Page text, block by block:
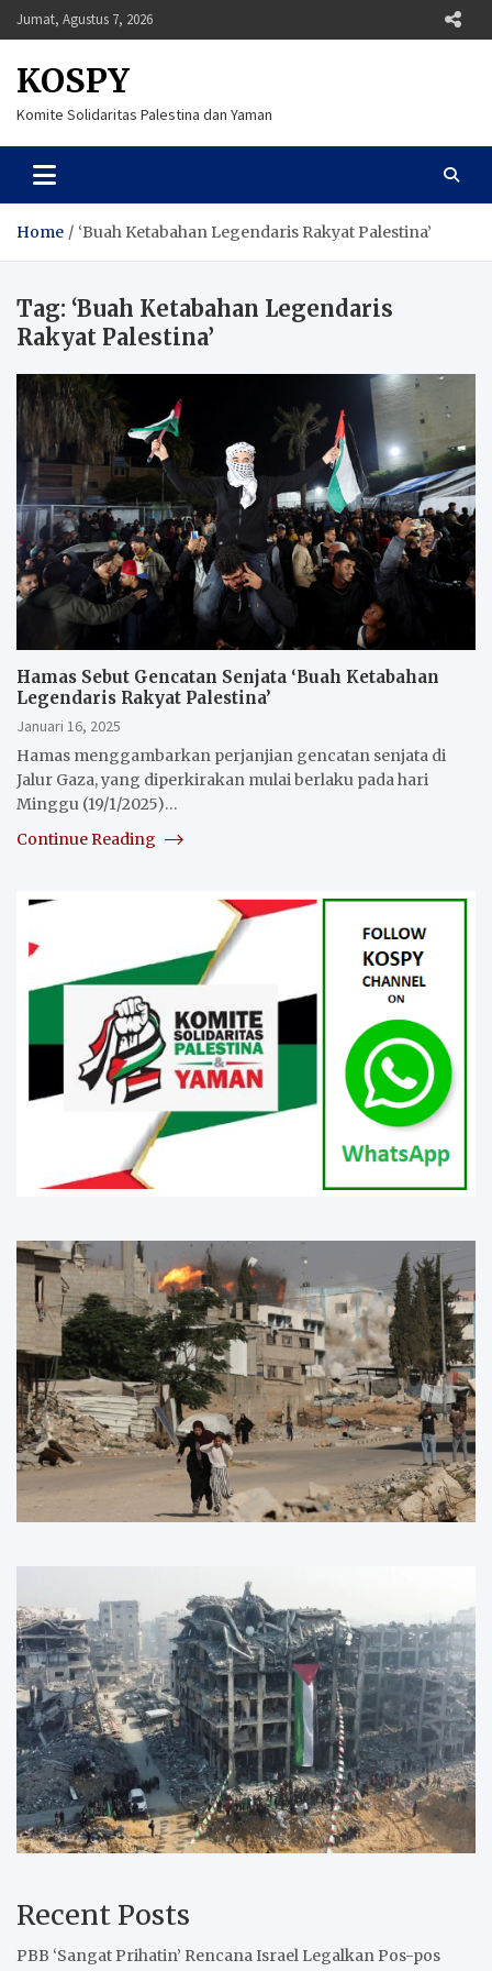
Skip
to
Jumat, Agustus 7, 2026
KOSPY
Komite Solidaritas Palestina dan Yaman
Home ‘Buah Ketabahan Legendaris Rakyat Palestina’
Tag: ‘Buah Ketabahan Legendaris
Rakyat Palestina’
Hamas Sebut Gencatan Senjata ‘Buah Ketabahan
Legendaris Rakyat Palestina’
Januari 16, 2025
Hamas menggambarkan perjanjian gencatan senjata di
Jalur Gaza, yang diperkirakan mulai berlaku pada hari
Minggu (19/1/2025)…
Continue Reading
Recent Posts
PBB ‘Sangat Prihatin’ Rencana Israel Legalkan Pos-pos